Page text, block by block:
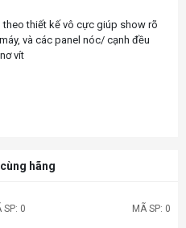
theo thiết kế vô cực giúp show rõ
và các panel nóc/ cạnh đều
vít
và dễ dàng hơn.
ráp một cách dễ dàng và thuận
hãng
SP: 0 MÃ SP: 0